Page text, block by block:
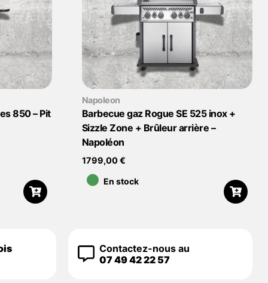
850 – Pit
Napoleon
Barbecue gaz Rogue SE 525 inox +
Sizzle Zone + Brûleur arrière –
Napoléon
1799,00€
•En stock
Contactez-nous au
07 49 42 22 57